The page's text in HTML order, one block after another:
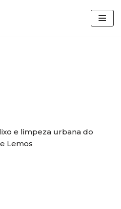
e limpeza urbana do
Lemos